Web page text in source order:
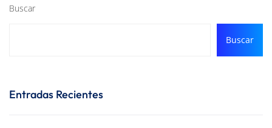
Buscar
Buscar
Entradas Recientes